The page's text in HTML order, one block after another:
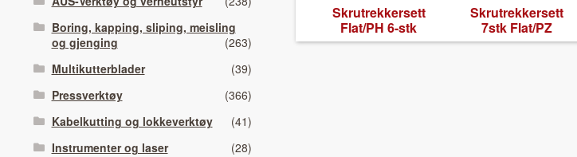
Skrutrekker­sett
Flat/PH 6-stk
Skrutrekker­sett
7stk Flat/PZ
Boring, kapping, sliping, meisling
og gjenging
(263)
Multikutterblader
(39)
Pressverktøy
(366)
Kabelkutting og lokkeverktøy
(41)
Instrumenter og laser
(28)